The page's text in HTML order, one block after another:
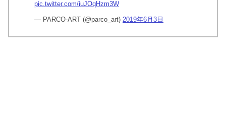
pic.twitter.com/iuJOqHzm3W
— PARCO-ART (@parco_art) 2019年6月3日